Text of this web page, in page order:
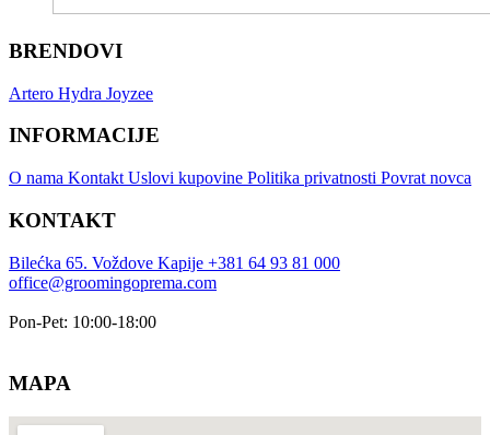
BRENDOVI
Artero Hydra Joyzee
INFORMACIJE
O nama Kontakt Uslovi kupovine Politika privatnosti Povrat novca
KONTAKT
Bilećka 65. Voždove Kapije +381 64 93 81 000
office@groomingoprema.com
Pon-Pet: 10:00-18:00
MAPA